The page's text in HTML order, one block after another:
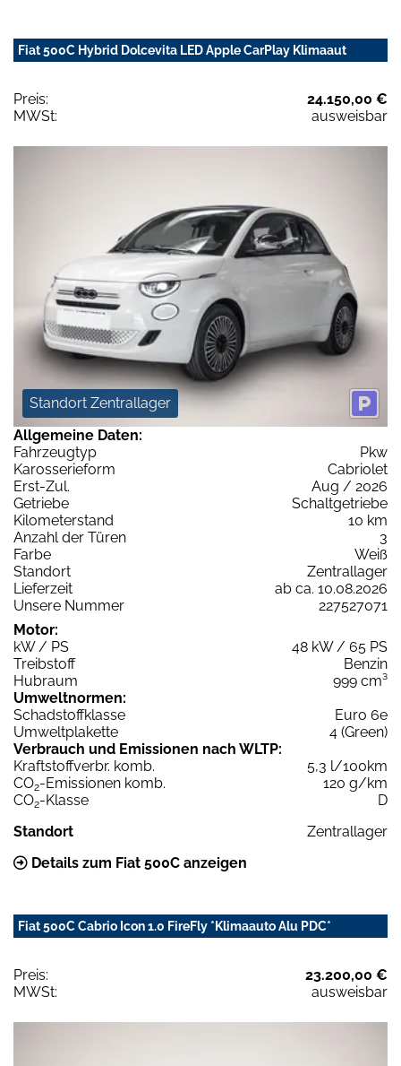
Fiat 500C Hybrid Dolcevita LED Apple CarPlay Klimaaut
Preis:
24.150,00 €
MWSt:
ausweisbar
Standort Zentrallager
Allgemeine Daten:
Fahrzeugtyp
Pkw
Karosserieform
Cabriolet
Erst-Zul.
Aug / 2026
Getriebe
Schaltgetriebe
Kilometerstand
10 km
Anzahl der Türen
3
Farbe
Weiß
Standort
Zentrallager
Lieferzeit
ab ca. 10.08.2026
Unsere Nummer
227527071
Motor:
kW / PS
48 kW / 65 PS
Treibstoff
Benzin
Hubraum
999 cm³
Umweltnormen:
Schadstoffklasse
Euro 6e
Umweltplakette
4 (Green)
Verbrauch und Emissionen nach WLTP:
Kraftstoffverbr. komb.
5,3 l/100km
CO2-Emissionen komb.
120 g/km
CO2-Klasse
D
Standort
Zentrallager
Details zum Fiat 500C anzeigen
Fiat 500C Cabrio Icon 1.0 FireFly *Klimaauto Alu PDC*
Preis:
23.200,00 €
MWSt:
ausweisbar